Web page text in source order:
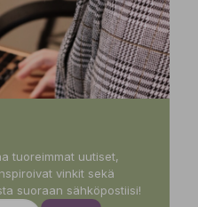
tuoreimmat uutiset,
vinkit sekä
suoraan sähköpostiisi!